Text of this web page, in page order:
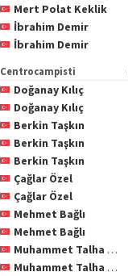
Mert Polat Keklik
İbrahim Demir
İbrahim Demir
Centrocampisti
Doğanay Kılıç
Doğanay Kılıç
Berkin Taşkın
Berkin Taşkın
Berkin Taşkın
Çağlar Özel
Çağlar Özel
Mehmet Bağlı
Mehmet Bağlı
Muhammet Talha Çat
Muhammet Talha Çat